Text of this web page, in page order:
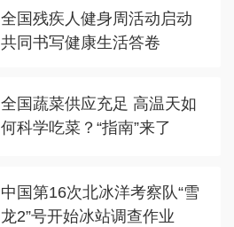
全国残疾人健身周活动启动
共同书写健康生活答卷
全国蔬菜供应充足 高温天如
何科学吃菜？“指南”来了
中国第16次北冰洋考察队“雪
龙2”号开始冰站调查作业